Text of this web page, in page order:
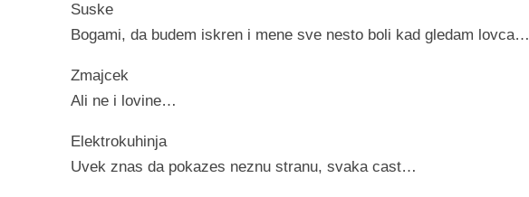
Suske
Bogami, da budem iskren i mene sve nesto boli kad gledam lovca…
Zmajcek
Ali ne i lovine…
Elektrokuhinja
Uvek znas da pokazes neznu stranu, svaka cast…